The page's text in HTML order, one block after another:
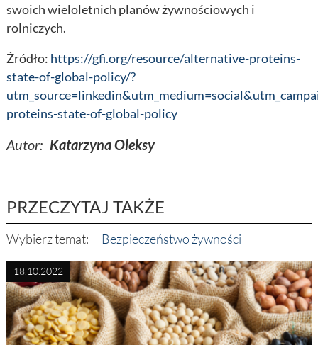
swoich wieloletnich planów żywnościowych i
rolniczych.
Źródło: https://gfi.org/resource/alternative-proteins-
state-of-global-policy/?
proteins-state-of-global-policy
Autor: Katarzyna Oleksy
PRZECZYTAJ TAKŻE
Wybierz temat: Bezpieczeństwo żywności
18.10.2022